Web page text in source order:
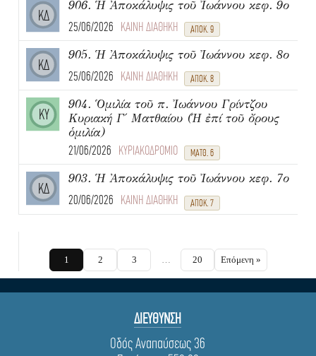
ΚΔ
906. Ἡ Ἀποκάλυψις τοῦ Ἰωάννου κεφ. 9ο
25/06/2026 ΚΑΙΝΗ ΔΙΑΘΗΚΗ ΑΠΟΚ. 9
ΚΔ
905. Ἡ Ἀποκάλυψις τοῦ Ἰωάννου κεφ. 8ο
25/06/2026 ΚΑΙΝΗ ΔΙΑΘΗΚΗ ΑΠΟΚ. 8
ΚΥ
904. Ὁμιλία τοῦ π. Ἰωάννου Γρίντζου
Κυριακή Γ΄ Ματθαίου (Ἡ ἐπί τοῦ ὄρους
ὁμιλία)
21/06/2026 ΚΥΡΙΑΚΟΔΡΟΜΙΟ ΜΑΤΘ. 6
ΚΔ
903. Ἡ Ἀποκάλυψις τοῦ Ἰωάννου κεφ. 7ο
20/06/2026 ΚΑΙΝΗ ΔΙΑΘΗΚΗ ΑΠΟΚ. 7
1 2 3 … 20 Επόμενη »
ΔΙΕΥΘΥΝΣΗ
Οδός Αναπαύσεως 36